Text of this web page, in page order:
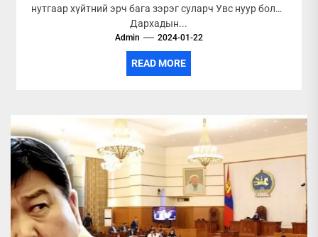
нутгаар хүйтний эрч бага зэрэг суларч Увс нуур болон
Дархадын...
Admin 2024-01-22
READ MORE